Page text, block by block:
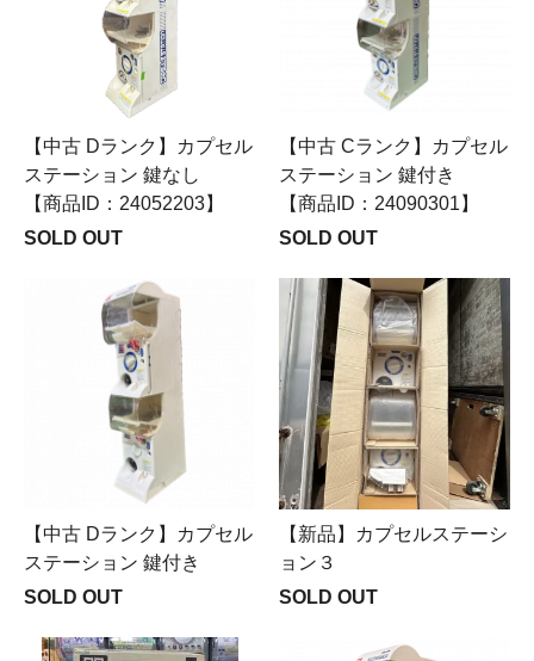
【中古 Dランク】カプセル
ステーション 鍵なし
【商品ID：24052203】
SOLD OUT
【中古 Cランク】カプセル
ステーション 鍵付き
【商品ID：24090301】
SOLD OUT
【中古 Dランク】カプセル
ステーション 鍵付き
SOLD OUT
【新品】カプセルステーシ
ョン３
SOLD OUT